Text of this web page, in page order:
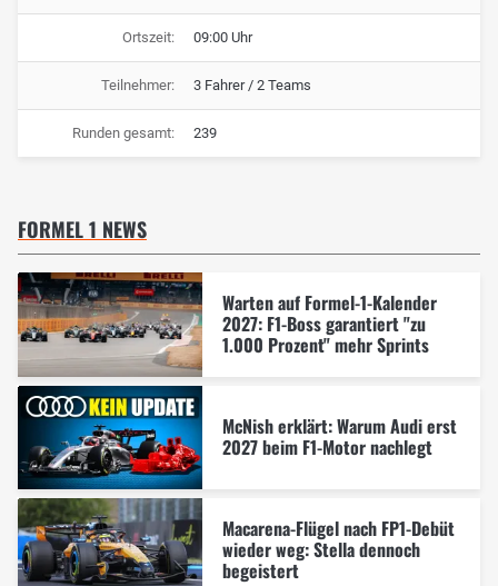
Ortszeit: 09:00 Uhr
Teilnehmer: 3 Fahrer / 2 Teams
Runden gesamt: 239
FORMEL 1 NEWS
Warten auf Formel-1-Kalender
2027: F1-Boss garantiert "zu
1.000 Prozent" mehr Sprints
McNish erklärt: Warum Audi erst
2027 beim F1-Motor nachlegt
Macarena-Flügel nach FP1-Debüt
wieder weg: Stella dennoch
begeistert